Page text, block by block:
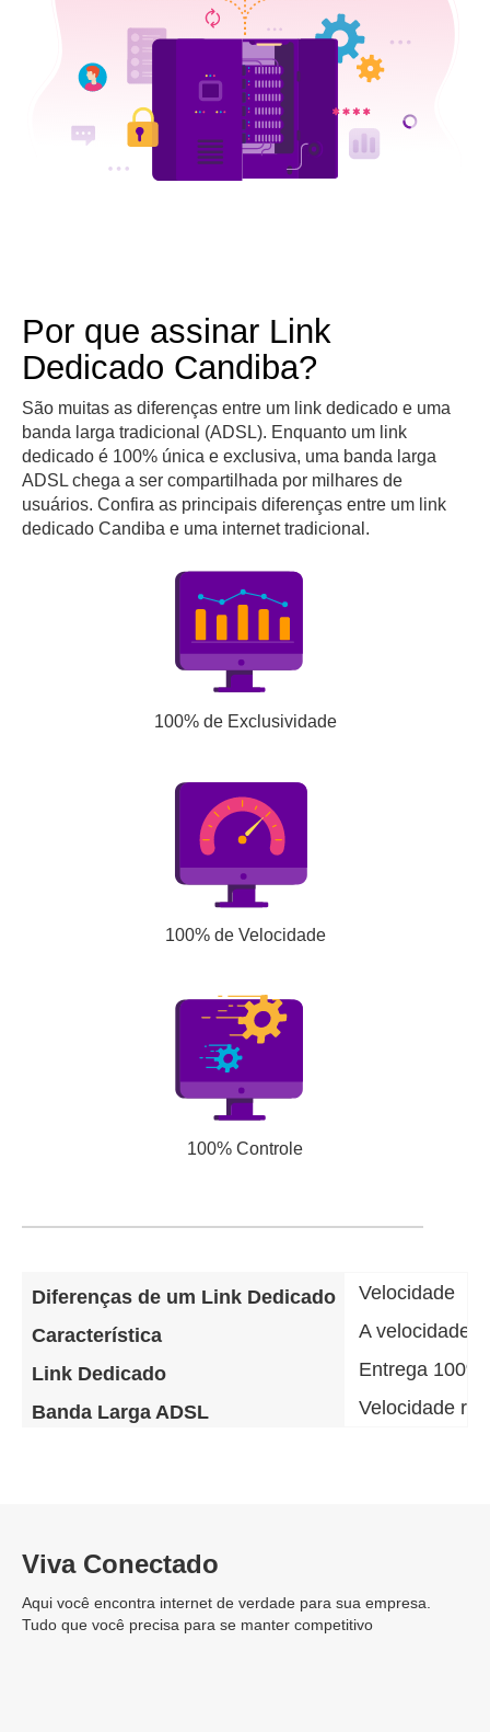
Por que assinar Link
Dedicado Candiba?
São muitas as diferenças entre um link dedicado e uma
banda larga tradicional (ADSL). Enquanto um link
dedicado é 100% única e exclusiva, uma banda larga
ADSL chega a ser compartilhada por milhares de
usuários. Confira as principais diferenças entre um link
dedicado Candiba e uma internet tradicional.
100% de Exclusividade
100% de Velocidade
100% Controle
Diferenças de um Link Dedicado
Característica
Link Dedicado
Banda Larga ADSL
Velocidade
A velocidade
Entrega
Velocidade
Viva Conectado
Aqui você encontra internet de verdade para sua empresa.
Tudo que você precisa para se manter competitivo